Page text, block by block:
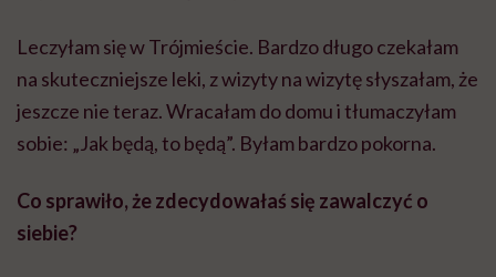
Leczyłam się w Trójmieście. Bardzo długo czekałam
na skuteczniejsze leki, z wizyty na wizytę słyszałam, że
jeszcze nie teraz. Wracałam do domu i tłumaczyłam
sobie: „Jak będą, to będą”. Byłam bardzo pokorna.
Co sprawiło, że zdecydowałaś się zawalczyć o
siebie?